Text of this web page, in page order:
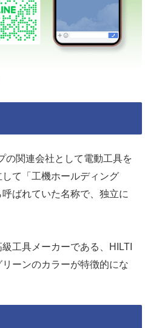
の関連会社として電動工具を
て「工機ホールディング
ばれていた名称で、独立に
工具メーカーである、HILTI
ーンのカラーが特徴的にな